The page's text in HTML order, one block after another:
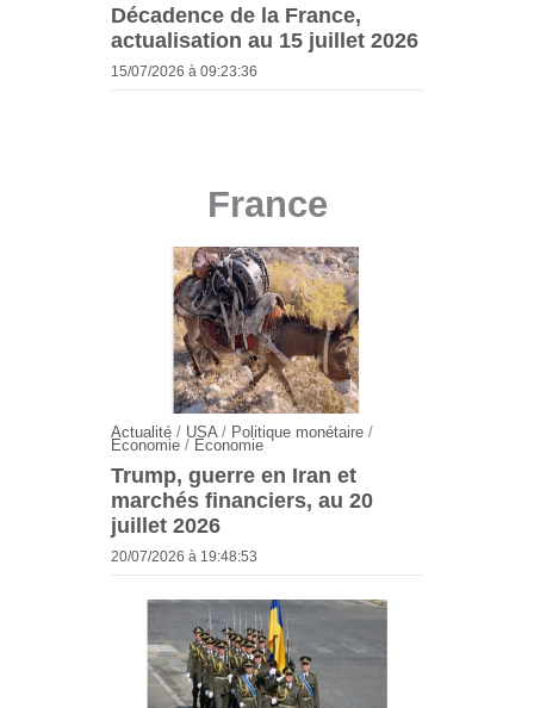
Décadence de la France,
actualisation au 15 juillet 2026
15/07/2026 à 09:23:36
France
Actualité/ USA/ Politique monétaire/
Economie/ Economie
Trump, guerre en Iran et
marchés financiers, au 20
juillet 2026
20/07/2026 à 19:48:53